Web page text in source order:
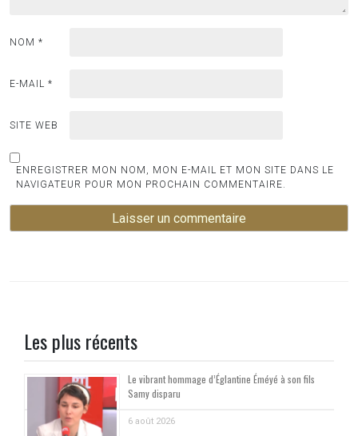
NOM *
E-MAIL *
SITE WEB
ENREGISTRER MON NOM, MON E-MAIL ET MON SITE DANS LE
NAVIGATEUR POUR MON PROCHAIN COMMENTAIRE.
Les plus récents
Le vibrant hommage d’Églantine Éméyé à son fils
Samy disparu
6 août 2026